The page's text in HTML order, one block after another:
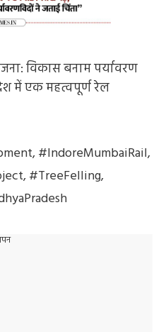
विकास बनाम पर्यावरण
में एक महत्वपूर्ण रेल
,#IndoreMumbaiRail,
,#TreeFelling,